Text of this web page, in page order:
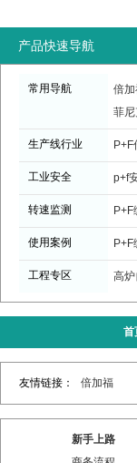
产品快速导航
常用导航 倍
菲
生产线行业 P+F
工业安全 p+f
转速监测 P+F
使用案例 P+F
工程专区 高
首
友情链接： 倍加福
新手上路